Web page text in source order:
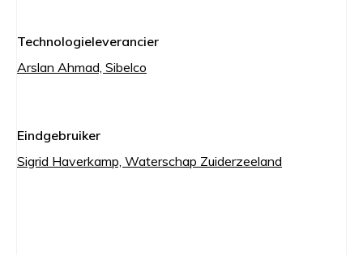
Technologieleverancier
Arslan Ahmad, Sibelco
Eindgebruiker
Sigrid Haverkamp, Waterschap Zuiderzeeland